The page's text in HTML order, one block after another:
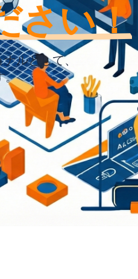
さい！
ルとして、
。